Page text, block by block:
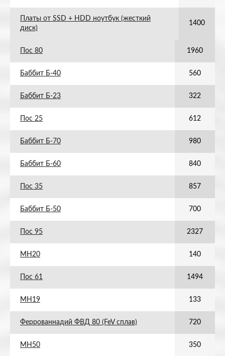
Платы от SSD + HDD ноутбук (жесткий
диск)
1400
Пос 80 1960
Баббит Б-40 560
Баббит Б-23 322
Пос 25 612
Баббит Б-70 980
Баббит Б-60 840
Пос 35 857
Баббит Б-50 700
Пос 95 2327
МН20 140
Пос 61 1494
МН19 133
Феррованнадий ФВД 80 (FeV сплав) 720
МН50 350